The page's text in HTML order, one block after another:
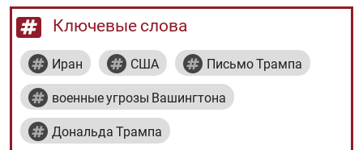
Ключевые слова
Иран США Письмо Трампа
военные угрозы Вашингтона
Дональда Трампа